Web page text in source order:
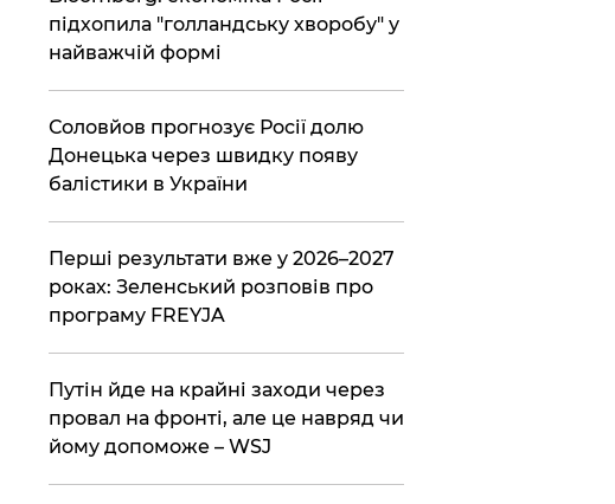
підхопила "голландську хворобу" у
найважчій формі
Соловйов прогнозує Росії долю
Донецька через швидку появу
балістики в України
Перші результати вже у 2026–2027
роках: Зеленський розповів про
програму FREYJA
Путін йде на крайні заходи через
провал на фронті, але це навряд чи
йому допоможе – WSJ